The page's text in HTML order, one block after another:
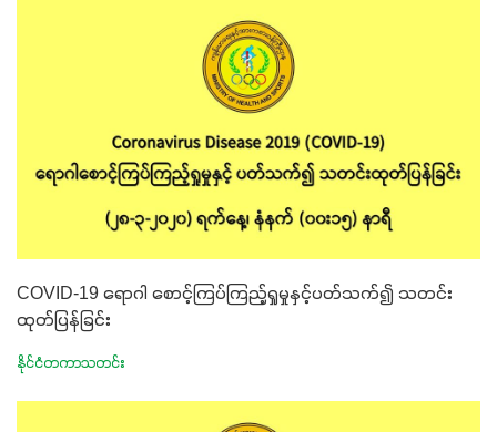
COVID-19 ရောဂါ စောင့်ကြပ်ကြည့်ရှုမှုနှင့်ပတ်သက်၍ သတင်း
ထုတ်ပြန်ခြင်း
နိုင်ငံတကာသတင်း